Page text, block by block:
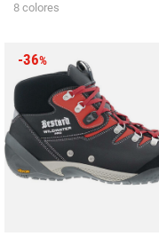
8 colores
-36%